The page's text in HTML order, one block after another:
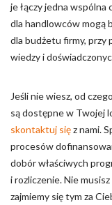
je łączy jedna wspólna
dla handlowców mogą
dla budżetu firmy, przy
wiedzy i
Jeśli nie wiesz, od
są dostępne w Twojej
skontaktuj sięz nami.
procesów
dobór właściwych
i rozliczenie. Nie
zajmiemy się tym za